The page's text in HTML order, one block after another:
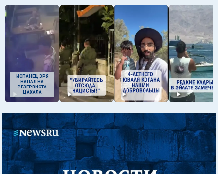
ИСПАНЕЦ ЗРЯ
НАПАЛ НА
РЕЗЕРВИСТА
ЦАХАЛА